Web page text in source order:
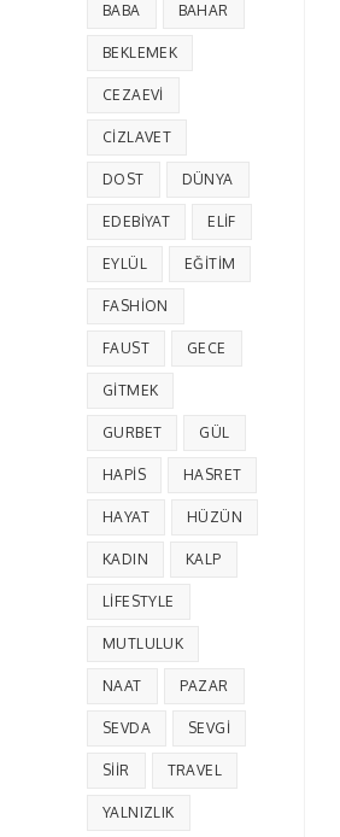
BABA BAHAR
BEKLEMEK
CEZAEVI
CIZLAVET
DOST DÜNYA
EDEBIYAT ELIF
EYLÜL EĞITIM
FASHION
FAUST GECE
GITMEK
GURBET GÜL
HAPIS HASRET
HAYAT HÜZÜN
KADIN KALP
LIFESTYLE
MUTLULUK
NAAT PAZAR
SEVDA SEVGI
SIIR TRAVEL
YALNIZLIK